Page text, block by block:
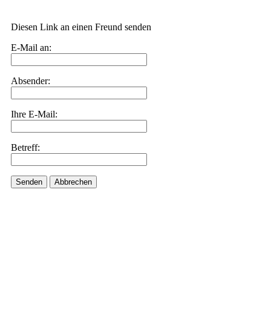
Diesen Link an einen Freund senden
E-Mail an:
Absender:
Ihre E-Mail:
Betreff:
Senden Abbrechen